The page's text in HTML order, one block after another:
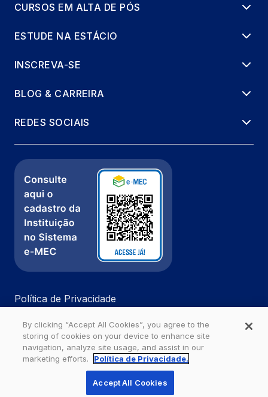
CURSOS EM ALTA DE PÓS
ESTUDE NA ESTÁCIO
INSCREVA-SE
BLOG & CARREIRA
REDES SOCIAIS
Política de Privacidade
Ouvidoria
Estácio - Todos os direitos reservados
By clicking “Accept All Cookies”, you agree to the
storing of cookies on your device to enhance site
navigation, analyze site usage, and assist in our
marketing efforts.
Política de Privacidade.
Accept All Cookies